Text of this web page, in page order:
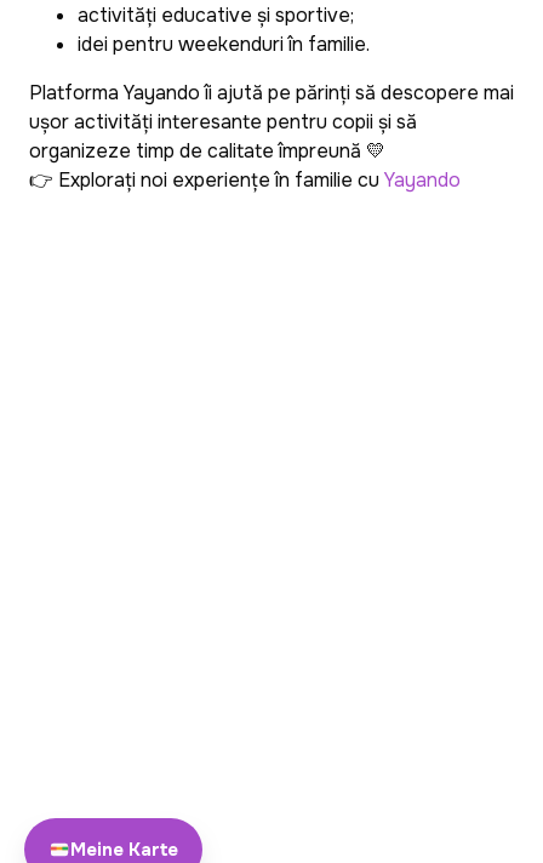
activități educative și sportive;
idei pentru weekenduri în familie.
Platforma Yayando îi ajută pe părinți să descopere mai
ușor activități interesante pentru copii și să
organizeze timp de calitate împreună 💛
👉 Explorați noi experiențe în familie cu Yayando
Meine Karte